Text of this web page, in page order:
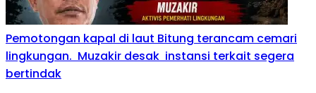
Pemotongan kapal di laut Bitung terancam cemari
lingkungan. Muzakir desak instansi terkait segera
bertindak